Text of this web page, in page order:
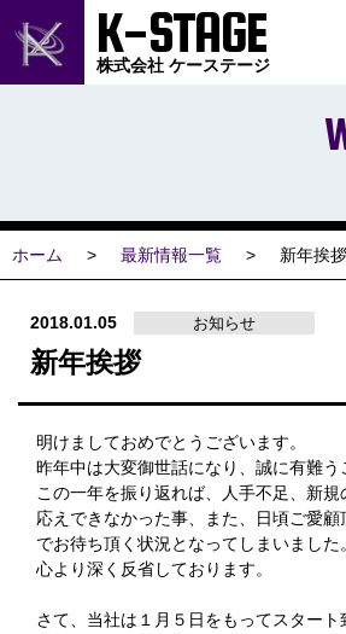
K-STAGE
株式会社 ケーステージ
ホーム 最新情報一覧 新年挨拶
2018.01.05 お知らせ
新年挨拶
明けましておめでとうございます。
昨年中は大変御世話になり、誠に有難う
この一年を振り返れば、人手不足、新
応えできなかった事、また、日頃ご愛顧
でお待ち頂く状況となってしまいました。
心より深く反省しております。
さて、当社は１月５日をもってスタート